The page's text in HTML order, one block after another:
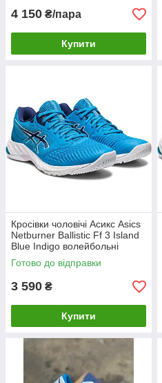
4 150 ₴/пара
Купити
Кросівки чоловічі Асикс Asics
Netburner Ballistic Ff 3 Island
Blue Indigo волейбольні
гандбоні 43.5
Готово до відправки
3 590 ₴
Купити